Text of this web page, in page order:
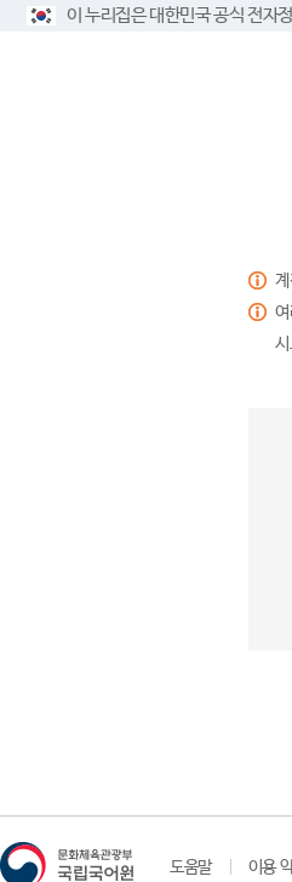
이 누리집은 대한민국 공식 전자
여
시
도움말 이용